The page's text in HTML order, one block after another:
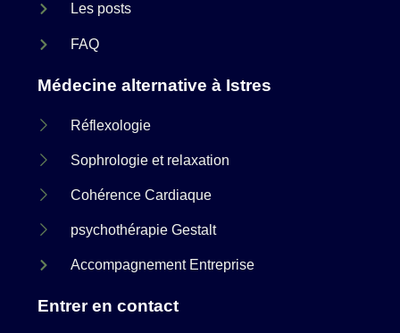
Les posts
FAQ
Médecine alternative à Istres
Réflexologie
Sophrologie et relaxation
Cohérence Cardiaque
psychothérapie Gestalt
Accompagnement Entreprise
Entrer en contact